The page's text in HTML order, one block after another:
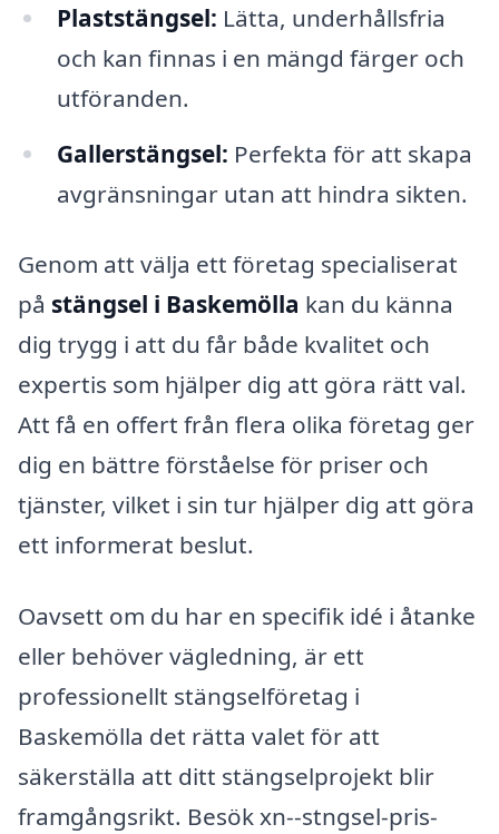
Plaststängsel: Lätta, underhållsfria
och kan finnas i en mängd färger och
utföranden.
Gallerstängsel: Perfekta för att skapa
avgränsningar utan att hindra sikten.
Genom att välja ett företag specialiserat
på stängsel i Baskemölla kan du känna
dig trygg i att du får både kvalitet och
expertis som hjälper dig att göra rätt val.
Att få en offert från flera olika företag ger
dig en bättre förståelse för priser och
tjänster, vilket i sin tur hjälper dig att göra
ett informerat beslut.
Oavsett om du har en specifik idé i åtanke
eller behöver vägledning, är ett
professionellt stängselföretag i
Baskemölla det rätta valet för att
säkerställa att ditt stängselprojekt blir
framgångsrikt. Besök xn--stngsel-pris-